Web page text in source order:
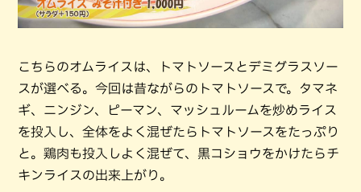
こちらのオムライスは、トマトソースとデミグラスソー
スが選べる。今回は昔ながらのトマトソースで。タマネ
ギ、ニンジン、ピーマン、マッシュルームを炒めライス
を投入し、全体をよく混ぜたらトマトソースをたっぷり
と。鶏肉も投入しよく混ぜて、黒コショウをかけたらチ
キンライスの出来上がり。